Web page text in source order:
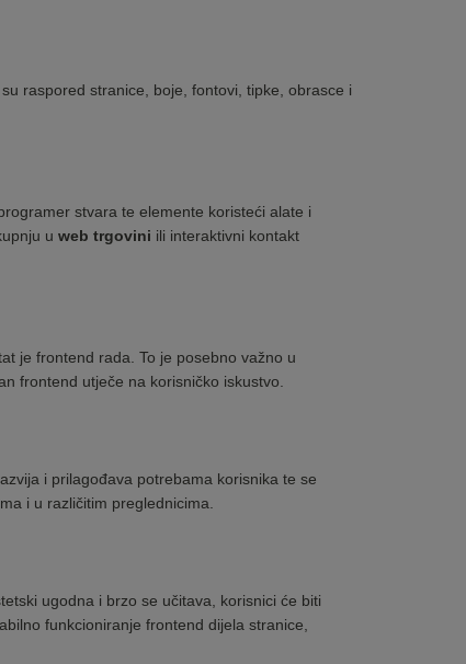
raspored stranice, boje, fontovi, tipke, obrasce i
stvara te elemente koristeći alate i
u web trgovini ili interaktivni kontakt
je frontend rada. To je posebno važno u
frontend utječe na korisničko iskustvo.
i prilagođava potrebama korisnika te se
i u različitim preglednicima.
ugodna i brzo se učitava, korisnici će biti
funkcioniranje frontend dijela stranice,